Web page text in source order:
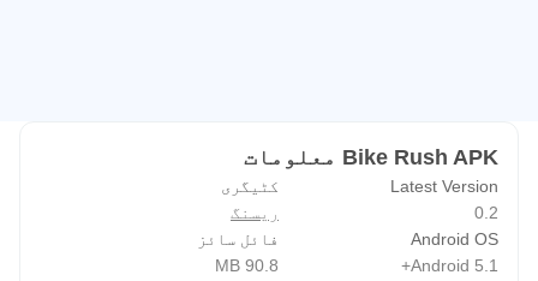
Bike Rush APK معلومات
Latest Version
0.2
کٹیگری
ریسنگ
Android OS
Android 5.1+
فائل سائز
90.8 MB